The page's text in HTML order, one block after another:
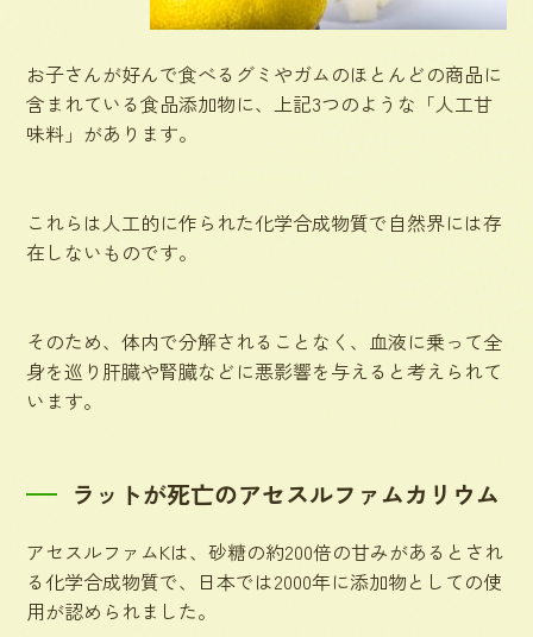
お子さんが好んで食べるグミやガムのほとんどの商品に
含まれている食品添加物に、上記3つのような「人工甘
味料」があります。
これらは人工的に作られた化学合成物質で自然界には存
在しないものです。
そのため、体内で分解されることなく、血液に乗って全
身を巡り肝臓や腎臓などに悪影響を与えると考えられて
います。
ラットが死亡のアセスルファムカリウム
アセスルファムKは、砂糖の約200倍の甘みがあるとされ
る化学合成物質で、日本では2000年に添加物としての使
用が認められました。